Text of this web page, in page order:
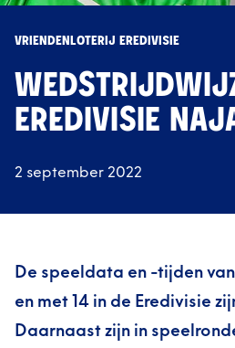
VRIENDENLOTERIJ EREDIVISIE
EREDIVISIE
2 september 2022
De speeldata en -tijden
en met 14 in de Eredivisie
Daarnaast zijn in